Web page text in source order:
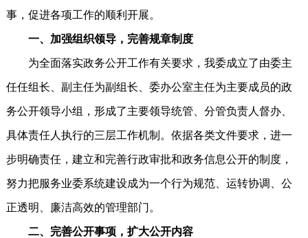
事，促进各项工作的顺利开展。
一、加强组织领导，完善规章制度
为全面落实政务公开工作有关要求，我委成立了由委主
任任组长、副主任为副组长、委办公室主任为主要成员的政
务公开领导小组，形成了主要领导统管、分管负责人督办、
具体责任人执行的三层工作机制。依据各类文件要求，进一
步明确责任，建立和完善行政审批和政务信息公开的制度，
努力把服务业委系统建设成为一个行为规范、运转协调、公
正透明、廉洁高效的管理部门。
二、完善公开事项，扩大公开内容